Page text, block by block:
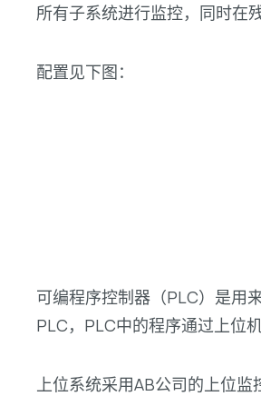
所有子系统进行监控，同时在
配置见下图：
可编程序控制器（PLC）是用
PLC，PLC中的程序通过上位
上位系统采用AB公司的上位